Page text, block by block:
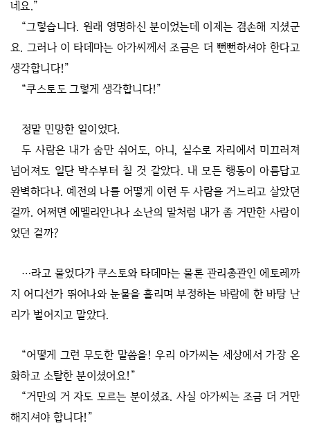
네요.”
“그렇습니다. 원래 영명하신 분이었는데 이제는 겸손해 지셨군
요. 그러나 이 타데마는 아가씨께서 조금은 더 뻔뻔하셔야 한다고
생각합니다!”
“쿠스토도 그렇게 생각합니다!”
정말 민망한 일이었다.
두 사람은 내가 숨만 쉬어도, 아니, 실수로 자리에서 미끄러져
넘어져도 일단 박수부터 칠 것 같았다. 내 모든 행동이 아름답고
완벽하다나. 예전의 나를 어떻게 이런 두 사람을 거느리고 살았던
걸까. 어쩌면 에멜리안나나 소난의 말처럼 내가 좀 거만한 사람이
었던 걸까?
…라고 물었다가 쿠스토와 타데마는 물론 관리총관인 에토레까
지 어디선가 뛰어나와 눈물을 흘리며 부정하는 바람에 한 바탕 난
리가 벌어지고 말았다.
“어떻게 그런 무도한 말씀을! 우리 아가씨는 세상에서 가장 온
화하고 소탈한 분이셨어요!”
“거만의 거 자도 모르는 분이셨죠. 사실 아가씨는 조금 더 거만
해지셔야 합니다!”